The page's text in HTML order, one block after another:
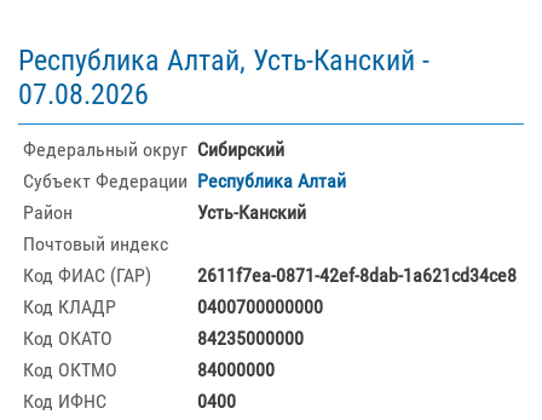
Республика Алтай, Усть-Канский -
07.08.2026
Федеральный округ Сибирский
Субъект Федерации Республика Алтай
Район
Усть-Канский
Почтовый индекс
Код ФИАС (ГАР)
2611f7ea-0871-42ef-8dab-1a621cd34ce8
Код КЛАДР
0400700000000
Код ОКАТО
84235000000
Код ОКТМО
84000000
Код ИФНС
0400